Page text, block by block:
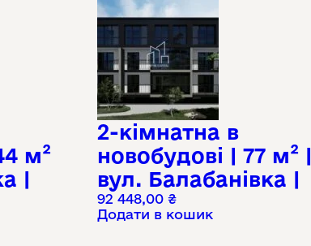
м²
|
2-кімнатна в
новобудові | 77 м² |
вул. Балабанівка |
92 448,00 ₴
Додати в кошик